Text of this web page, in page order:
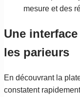
mesure et des
Une
les parieurs
En découvrant la
constatent